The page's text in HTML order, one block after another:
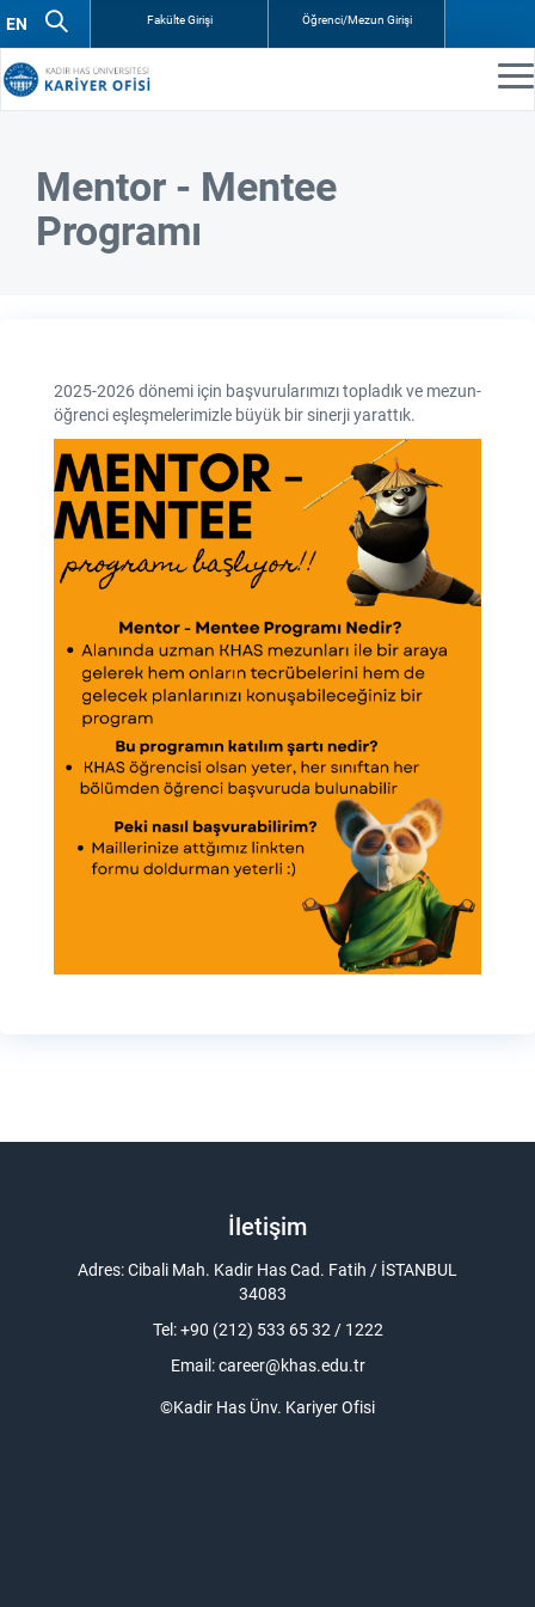
Fakülte Girişi Öğrenci/Mezun Girişi
Mentor - Mentee
Programı
2025-2026 dönemi için başvurularımızı topladık ve mezun-
öğrenci eşleşmelerimizle büyük bir sinerji yarattık.
İletişim
Adres: Cibali Mah. Kadir Has Cad. Fatih / İSTANBUL
34083
Tel: +90 (212) 533 65 32 / 1222
Email:career@khas.edu.tr
©Kadir Has Ünv. Kariyer Ofisi